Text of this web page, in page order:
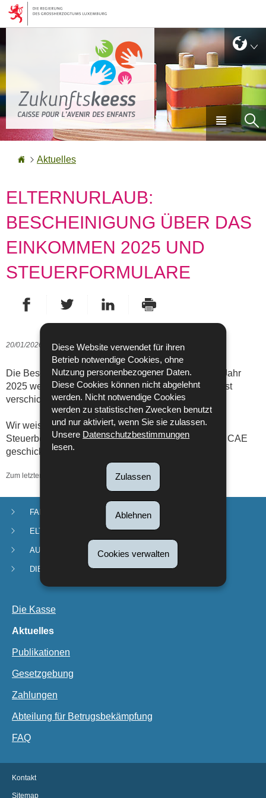
Diese Website verwendet für ihren
Betrieb notwendige Cookies, ohne
Nutzung personenbezogener Daten.
Diese Cookies können nicht abgelehnt
werden. Nicht notwendige Cookies
werden zu statistischen Zwecken benutzt
und nur aktiviert, wenn Sie sie zulassen.
Unsere Datenschutzbestimmungen
lesen.
Zulassen
Ablehnen
Cookies verwalten
Zur
Navigation
Zum
Inhalt
Haupt-
Sprache
wechseln
Startseite
Aktuelles
ELTERNURLAUB:
BESCHEINIGUNG ÜBER DAS
EINKOMMEN 2025 UND
STEUERFORMULARE
Auf Facebook teilen - Neues Fenster
Auf Twitter teilen- Neues Fenster
Auf LinkedIn teilen
20/01/2026
Die Bescheinigungen über das Einkommen für das Jahr
2025 werden Ende Januar 2026 automatisch per Post
verschickt. Sie müssen nichts weiter unternehmen.
Wir weisen Sie außerdem darauf hin, dass die
Steuerbescheinigungen für Elternurlaub nicht an die CAE
geschickt werden müssen.
Zum letzten Mal aktualisiert am 21/01/2026
Navigationsmenü
FAMILIENZULAGEN
ELTERNURLAUB
AUSSERSCHULISCHE KINDERBETREUUNG
DIENSTE UND ANTRÄGE
Die Kasse
Aktuelles
Publikationen
Gesetzgebung
Zahlungen
Abteilung für Betrugsbekämpfung
FAQ
Kontakt
Sitemap